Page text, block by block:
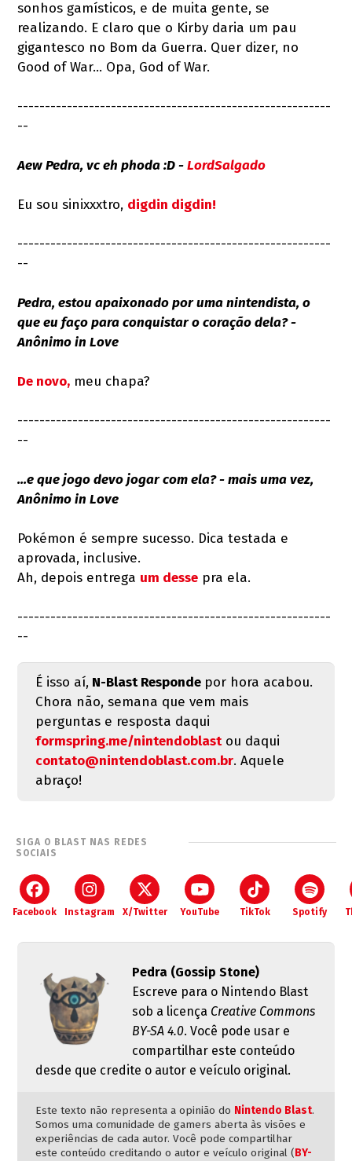
sonhos gamísticos, e de muita gente, se
realizando. E claro que o Kirby daria um pau
gigantesco no Bom da Guerra. Quer dizer, no
Good of War... Opa, God of War.
---------------------------------------------------------
--
Aew Pedra, vc eh phoda :D -LordSalgado
Eu sou sinixxxtro, digdin digdin!
---------------------------------------------------------
--
Pedra, estou apaixonado por uma nintendista, o
que eu faço para conquistar o coração dela? -
Anônimo in Love
De novo, meu chapa?
---------------------------------------------------------
--
...e que jogo devo jogar com ela? - mais uma vez,
Anônimo in Love
Pokémon é sempre sucesso. Dica testada e
aprovada, inclusive.
Ah, depois entrega um desse pra ela.
---------------------------------------------------------
--
É isso aí,N-Blast Responde por hora acabou.
Chora não, semana que vem mais
perguntas e resposta daqui
formspring.me/nintendoblastou daqui
contato@nintendoblast.com.br. Aquele
abraço!
SIGA O BLAST NAS REDES
SOCIAIS
Facebook Instagram X/Twitter YouTube TikTok Spotify
Pedra (Gossip Stone)
Escreve para o Nintendo Blast
sob a licença Creative Commons
BY-SA 4.0. Você pode usar e
compartilhar este conteúdo
desde que credite o autor e veículo original.
Este texto não representa a opinião do Nintendo Blast.
Somos uma comunidade de gamers aberta às visões e
experiências de cada autor. Você pode compartilhar
este conteúdo creditando o autor e veículo original (BY-